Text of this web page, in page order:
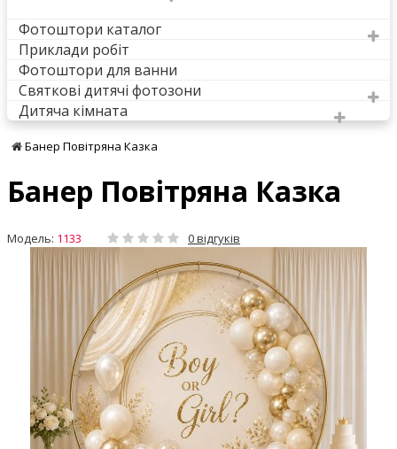
Фотоштори каталог
Приклади робіт
Фотоштори для ванни
Святкові дитячі фотозони
Дитяча кімната
Банер Повітряна Казка
Банер Повітряна Казка
Модель: 1133 0 відгуків